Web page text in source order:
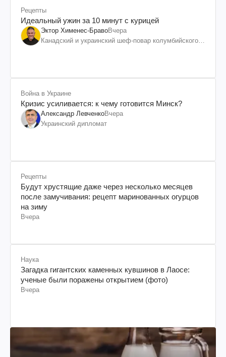
Рецепты
Идеальный ужин за 10 минут с курицей
Эктор Хименес-БравоВчера
Канадский и украинский шеф-повар колумбийского
Война в Украине
Кризис усиливается: к чему готовится Минск?
Александр ЛевченкоВчера
Украинский дипломат
Рецепты
Будут хрустящие даже через несколько месяцев
после замучивания: рецепт маринованных огурцов
на зиму
Вчера
Наука
Загадка гигантских каменных кувшинов в Лаосе:
ученые были поражены открытием (фото)
Вчера